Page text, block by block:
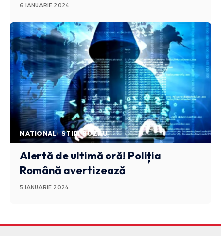
6 IANUARIE 2024
NATIONAL STIRI BUZAU
Alertă de ultimă oră! Poliția
Română avertizează
5 IANUARIE 2024